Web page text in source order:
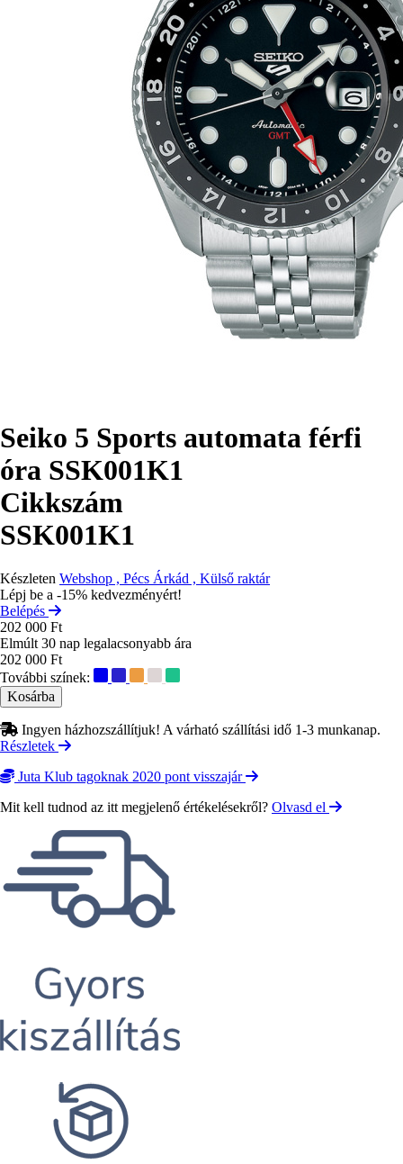
Seiko 5 Sports automata férfi
óra SSK001K1
Cikkszám
SSK001K1
Készleten Webshop , Pécs Árkád , Külső raktár
Lépj be a -15% kedvezményért!
Belépés
202 000 Ft
Elmúlt 30 nap legalacsonyabb ára
202 000 Ft
További színek:
Ingyen házhozszállítjuk! A várható szállítási idő 1-3 munkanap.
Részletek
Juta Klub tagoknak 2020 pont visszajár
Mit kell tudnod az itt megjelenő értékelésekről? Olvasd el